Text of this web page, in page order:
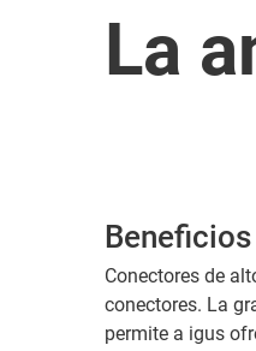
La
Conectores de
conectores. La
permite a igus